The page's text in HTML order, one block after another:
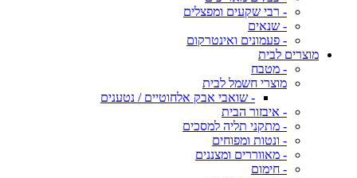
- רבי שקעים ומפצלים
- שנאים
- פעמונים ואינטרקום
מוצרים לבית
- מטבח
מוצרי חשמל לבית
- שואבי אבק אלחוטיים / נטענים
- איבזור הבית
- מתקני תליה למסכים
- ונטות ומפוחים
- מאווררים ומצננים
- חימום